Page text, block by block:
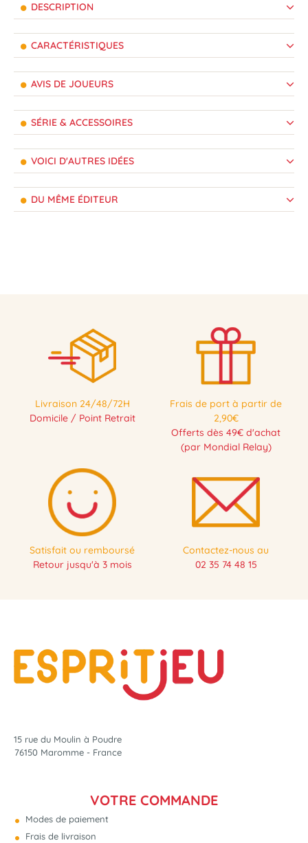
DESCRIPTION
CARACTÉRISTIQUES
AVIS DE JOUEURS
SÉRIE & ACCESSOIRES
VOICI D'AUTRES IDÉES
DU MÊME ÉDITEUR
Livraison 24/48/72H
Domicile / Point Retrait
Frais de port à partir de
2,90€
Offerts dès 49€ d'achat
(par Mondial Relay)
Satisfait ou remboursé
Retour jusqu'à 3 mois
Contactez-nous au
02 35 74 48 15
15 rue du Moulin à Poudre
76150 Maromme - France
VOTRE COMMANDE
Modes de paiement
Frais de livraison